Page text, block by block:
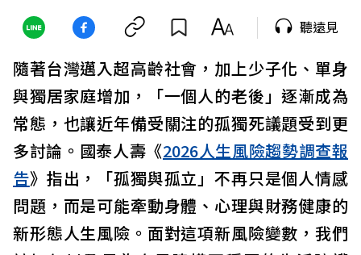
聽遠見
隨著台灣邁入超高齡社會，加上少子化、單身
與獨居家庭增加，「一個人的老後」逐漸成為
常態，也讓近年備受關注的孤獨死議題受到更
多討論。國泰人壽《2026人生風險趨勢調查報
告》指出，「孤獨與孤立」不再只是個人情感
問題，而是可能牽動身體、心理與財務健康的
新形態人生風險。面對這項新風險變數，我們